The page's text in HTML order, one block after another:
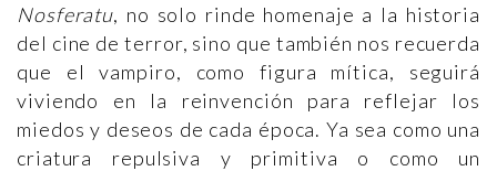
Nosferatu, no solo rinde homenaje a la historia
del cine de terror, sino que también nos recuerda
que el vampiro, como figura mítica, seguirá
viviendo en la reinvención para reflejar los
miedos y deseos de cada época. Ya sea como una
criatura repulsiva y primitiva o como un